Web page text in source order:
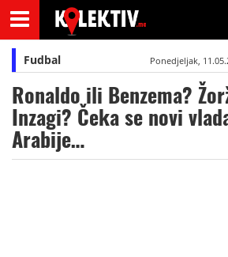
Fudbal Ponedjeljak,
Ronaldo ili Benzema?
Inzagi? Čeka se novi
Arabije…